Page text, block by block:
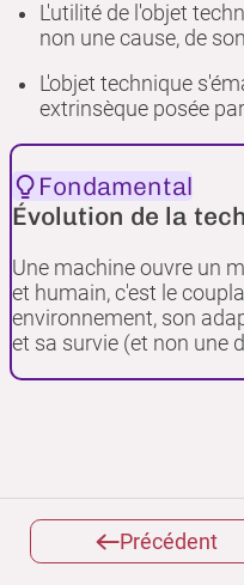
L'utilité de l'objet
non une cause, de
L'objet technique
extrinsèque posée
Fondamental
Évolution de la
Une machine ouvre un
et humain, c'est le
environnement, son
et sa survie (et non une
Précédent